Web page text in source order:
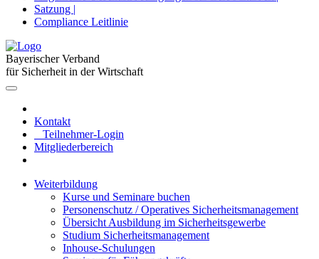
Satzung |
Compliance Leitlinie
Bayerischer Verband
für Sicherheit in der Wirtschaft
Kontakt
Teilnehmer-Login
Mitgliederbereich
Weiterbildung
Kurse und Seminare buchen
Personenschutz / Operatives Sicherheitsmanagement
Übersicht Ausbildung im Sicherheitsgewerbe
Studium Sicherheitsmanagement
Inhouse-Schulungen